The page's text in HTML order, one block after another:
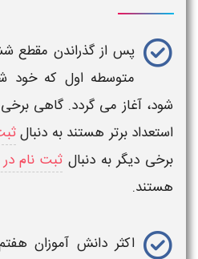
پس از گذراندن مقطع
متوسطه اول که خود
شود، آغاز می گردد. گاهی
استعداد برتر هستند به دنبال
برخی دیگر به دنبال ثبت نام
هستند.
اکثر دانش آموزان